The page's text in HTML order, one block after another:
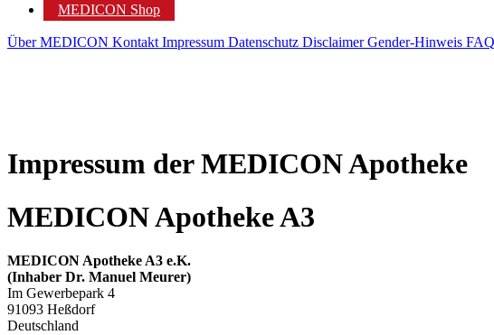
MEDICON Shop
Über MEDICON Kontakt Impressum Datenschutz DisclaimerGender-Hinweis FAQ
Impressum der MEDICON Apotheke
MEDICON Apotheke A3
MEDICON Apotheke A3 e.K.
(Inhaber Dr. Manuel Meurer)
Im Gewerbepark 4
91093 Heßdorf
Deutschland